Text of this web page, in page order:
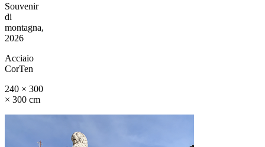
Souvenir
di
montagna,
2026
Acciaio
CorTen
240 × 300
× 300 cm